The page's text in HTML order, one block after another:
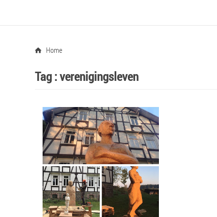
Home
Tag :verenigingsleven